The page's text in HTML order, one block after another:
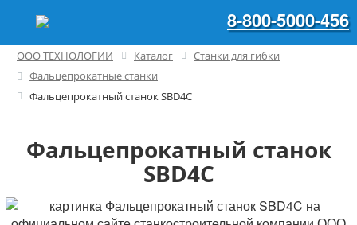
8-800-5000-456
ООО ТЕХНОЛОГИИ Каталог
Станки для гибки
Фальцепрокатные станки
Фальцепрокатный станок SBD4C
Фальцепрокатный станок
SBD4C